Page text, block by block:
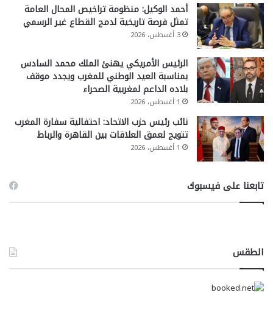
أحمد الوكيل: منظومة تراخيص المحال العامة
تمثل فرصة تاريخية لدمج القطاع غير الرسمي
3 أغسطس، 2026
الرئيس الأمريكي يهنئ الملك محمد السادس
بمناسبة العيد الوطني للمغرب ويجدد موقف
بلاده الداعم لمغربية الصحراء
1 أغسطس، 2026
نائب رئيس حزب الاتحاد: احتفالية سفارة المغرب
تتويج لعمق العلاقات بين القاهرة والرباط
1 أغسطس، 2026
تابعنا على فيسبوك
الطقس